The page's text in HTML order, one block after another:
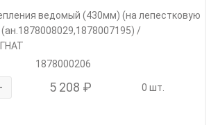
ведомый (430мм) (на лепестковую
(ан.1878008029,1878007195) /
1878000206
5 208 ₽ 0 шт.